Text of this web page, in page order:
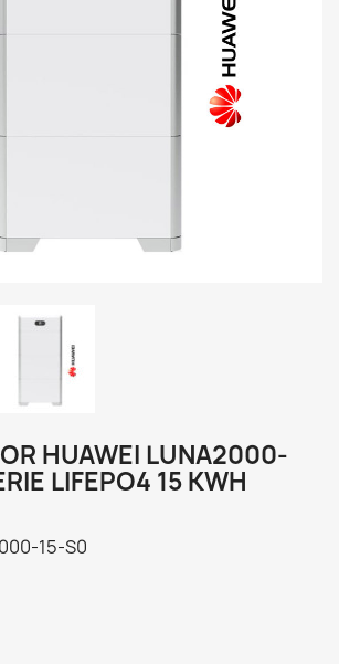
HUAWEI LUNA2000-
LIFEPO4 15 KWH
15-S0